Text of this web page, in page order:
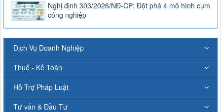
Nghị định 303/2026/NĐ-CP: Đột phá 4 mô hình cụm
công nghiệp
Dịch Vụ Doanh Nghiệp
Thuế - Kế Toán
Hỗ Trợ Pháp Luật
Tư vấn & Đầu Tư